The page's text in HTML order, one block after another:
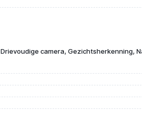
Drievoudige camera, Gezichtsherkenning,